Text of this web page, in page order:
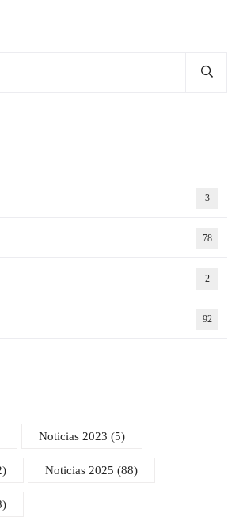
3
78
2
92
Noticias 2023 (5)
Noticias 2025 (88)